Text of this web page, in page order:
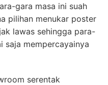
gara masa ini suah
pilihan menukar poster
lawas sehingga para-
saja mempercayainya
serentak